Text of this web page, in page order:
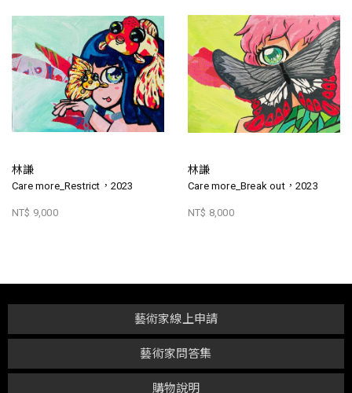
林謙
Care more_Restrict，2023
NT$ 9,000
林謙
Care more_Break out，2023
NT$ 8,000
購物說明
藝術家問答集
藝術家線上申請